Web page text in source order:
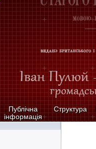
Публічна
інформація
Структура